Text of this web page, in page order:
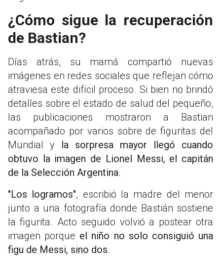
¿Cómo sigue la recuperación
de Bastian?
Días atrás, su mamá compartió nuevas
imágenes en redes sociales que reflejan cómo
atraviesa este difícil proceso. Si bien no brindó
detalles sobre el estado de salud del pequeño,
las publicaciones mostraron a Bastian
acompañado por varios sobre de figuritas del
Mundial y la sorpresa mayor llegó cuando
obtuvo la imagen de Lionel Messi, el capitán
de la Selección Argentina.
"Los logramos", escribió la madre del menor
junto a una fotografía donde Bastián sostiene
la figurita. Acto seguido volvió a postear otra
imagen porque el niño no solo consiguió una
figu de Messi, sino dos.